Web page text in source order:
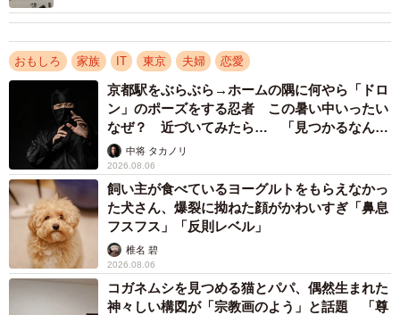
3/5
なんとコンピューターではなく、レポート用紙で！ ちなみにここは途
中段階…解答はまだまだ続いています／shelfall（@shelfall）さん提供
おもしろ 家族 IT 東京 夫婦 恋愛
京都駅をぶらぶら→ホームの隅に何やら「ドロ
ン」のポーズをする忍者 この暑い中いったい
なぜ？ 近づいてみたら… 「見つかるなんて
未熟」中将 タカノリ
2026.08.06
飼い主が食べているヨーグルトをもらえなかっ
た犬さん、爆裂に拗ねた顔がかわいすぎ「鼻息
フスフス」「反則レベル」
椎名 碧
2026.08.06
コガネムシを見つめる猫とパパ、偶然生まれた
神々しい構図が「宗教画のよう」と話題 「尊